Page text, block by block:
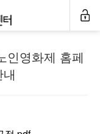
인영화제 홈페